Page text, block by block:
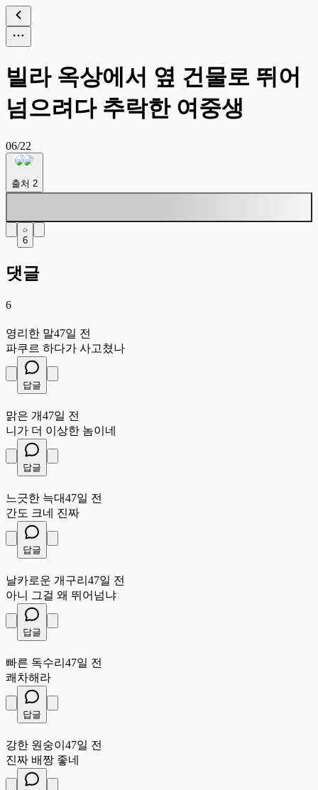
빌라 옥상에서 옆 건물로 뛰어
넘으려다 추락한 여중생
06/22
출처 2
6
댓글
6
영리한 말47일 전
파쿠르 하다가 사고쳤나
답글
맑은 개47일 전
니가 더 이상한 놈이네
답글
느긋한 늑대47일 전
간도 크네 진짜
답글
날카로운 개구리 47일 전
아니 그걸 왜 뛰어넘냐
답글
빠른 독수리 47일 전
쾌차해라
답글
강한 원숭이 47일 전
진짜 배짱 좋네